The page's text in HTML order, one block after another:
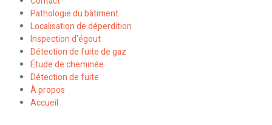
Pathologie du bâtiment
Localisation de déperdition
Inspection d’égout
Détection de fuite de gaz
Étude de cheminée
Détection de fuite
À propos
Accueil